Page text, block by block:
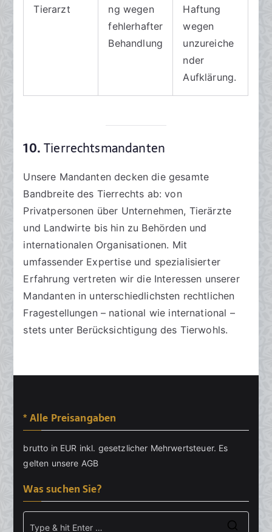
Tierarzt
ng wegen
fehlerhafter
Behandlung
Haftung
wegen
unzureiche
nder
Aufklärung.
10.Tierrechtsmandanten
Unsere Mandanten decken die gesamte
Bandbreite des Tierrechts ab: von
Privatpersonen über Unternehmen, Tierärzte
und Landwirte bis hin zu Behörden und
internationalen Organisationen. Mit
umfassender Expertise und spezialisierter
Erfahrung vertreten wir die Interessen unserer
Mandanten in unterschiedlichsten rechtlichen
Fragestellungen – national wie international –
stets unter Berücksichtigung des Tierwohls.
* Alle Preisangaben
brutto in EUR inkl. gesetzlicher Mehrwertsteuer. Es
gelten unsere AGB
Was suchen Sie?